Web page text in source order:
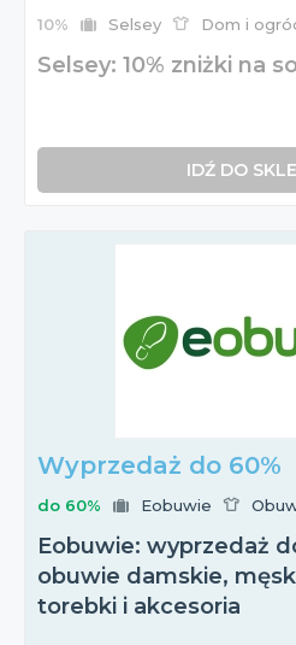
10% Selsey Dom i
Selsey: 10% zniżki na
IDŹ DO
Wyprzedaż do 60%
do 60% Eobuwie
Eobuwie: wyprzedaż
obuwie damskie,
torebki i akcesoria